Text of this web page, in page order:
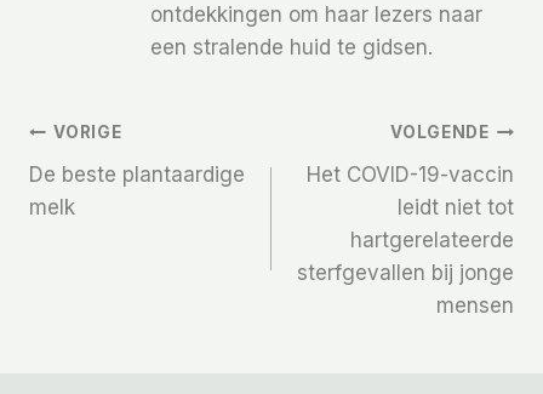
ontdekkingen om haar lezers naar
een stralende huid te gidsen.
Bericht
Navigatie
VORIGE
De beste plantaardige
melk
VOLGENDE
Het COVID-19-vaccin
leidt niet tot
hartgerelateerde
sterfgevallen bij jonge
mensen